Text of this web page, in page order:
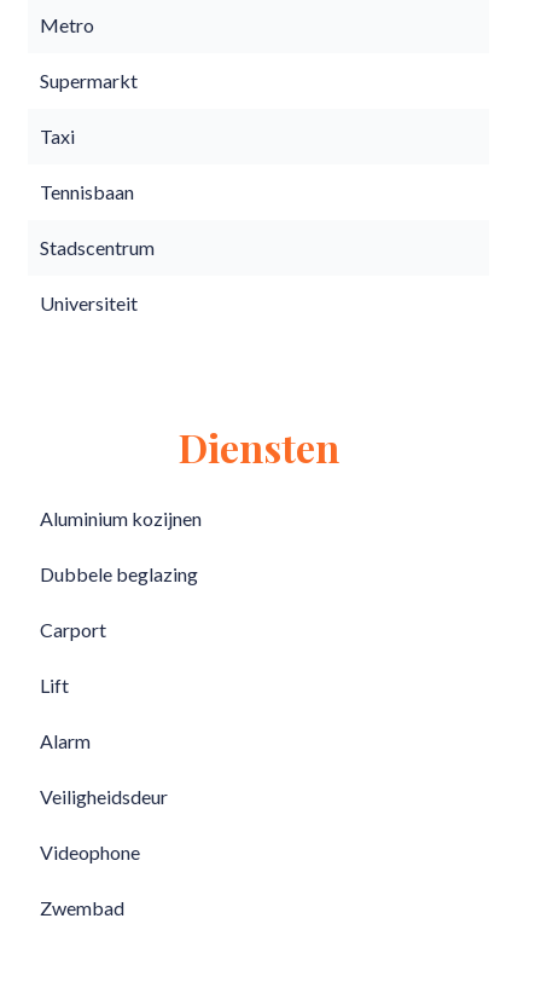
Metro
Supermarkt
Taxi
Tennisbaan
Stadscentrum
Universiteit
Diensten
Aluminium kozijnen
Dubbele beglazing
Carport
Lift
Alarm
Veiligheidsdeur
Videophone
Zwembad